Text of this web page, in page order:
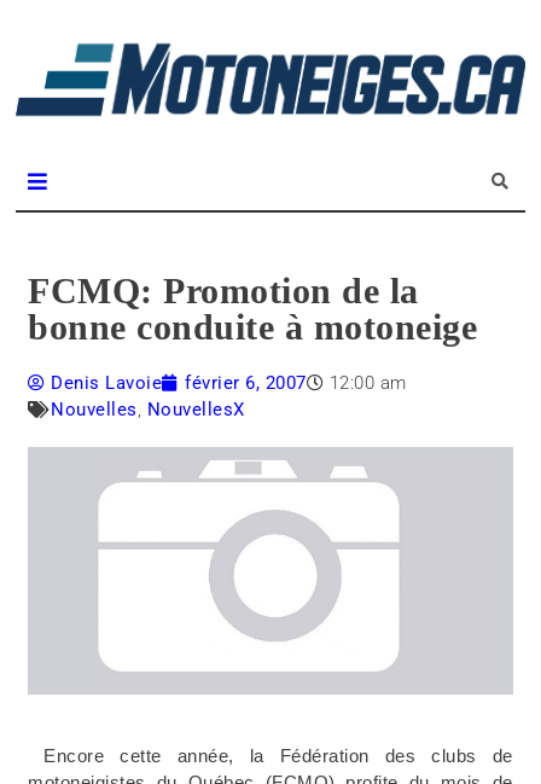
FCMQ: Promotion de la
bonne conduite à motoneige
Denis Lavoie février 6, 2007
12:00 am
Nouvelles, NouvellesX
Encore cette année, la Fédération des clubs de